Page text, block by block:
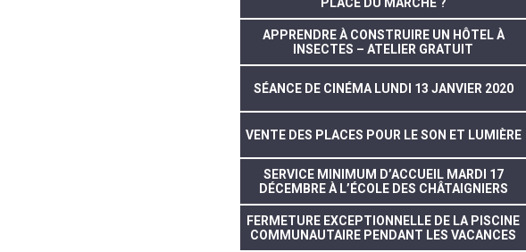
APPRENDRE À CONSTRUIRE UN HÔTEL À
INSECTES – ATELIER GRATUIT
SÉANCE DE CINÉMA LUNDI 13 JANVIER 2020
VENTE DES PLACES POUR LE SON ET LUMIÈRE
SERVICE MINIMUM D’ACCUEIL MARDI 17
DÉCEMBRE À L’ÉCOLE DES CHÂTAIGNIERS
FERMETURE EXCEPTIONNELLE DE LA PISCINE
COMMUNAUTAIRE PENDANT LES VACANCES